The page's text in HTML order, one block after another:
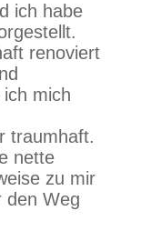
ich habe
renoviert
mich
traumhaft.
nette
zu mir
den Weg